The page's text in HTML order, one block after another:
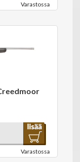
Varastossa
Varastossa